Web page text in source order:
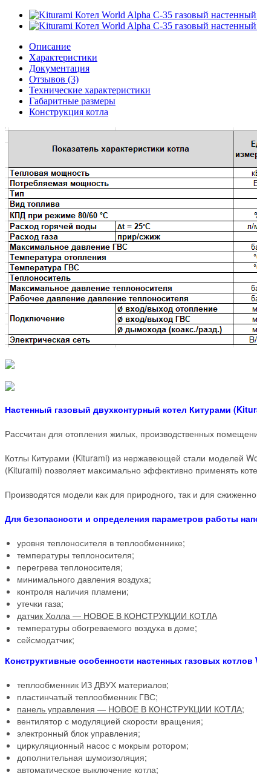
Описание
Характеристики
Документация
Отзывов (3)
Технические характеристики
Габаритные размеры
Конструкция котла
Настенный газовый двухконтурный котел Китурами
Рассчитан для отопления жилых, производственных
Котлы Китурами (Kiturami) из нержавеющей стали моделей
(Kiturami) позволяет максимально эффективно применять
Производятся модели как для природного, так и для
Для безопасности и определения параметров работы
уровня теплоносителя в теплообменнике;
температуры теплоносителя;
перегрева теплоносителя;
минимального давления воздуха;
контроля наличия пламени;
утечки газа;
датчик Холла — НОВОЕ В КОНСТРУКЦИИ КОТЛА
температуры обогреваемого воздуха в доме;
сейсмодатчик;
Конструктивные особенности настенных газовых
теплообменник ИЗ ДВУХ материалов;
пластинчатый теплообменник ГВС;
панель управления — НОВОЕ В КОНСТРУКЦИИ КОТЛА;
вентилятор с модуляцией скорости вращения;
электронный блок управления;
циркуляционный насос с мокрым ротором;
дополнительная шумоизоляция;
автоматическое выключение котла;